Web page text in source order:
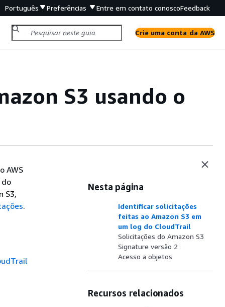
Português Preferências Entre em contato conoscoFeedback
Crie uma conta da AWS
S3 usando o
AWS
do
S3,
.
Nesta página
Identificar solicitações
feitas ao Amazon S3 em
um log do CloudTrail
Solicitações do Amazon S3
Signature versão 2
Acesso a objetos
Recursos relacionados